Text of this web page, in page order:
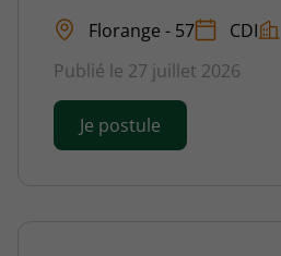
Florange - 57 CDI
Publié le 27 juillet 2026
Je postule